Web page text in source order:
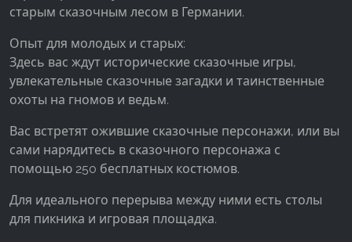
старым сказочным лесом в Германии.
Опыт для молодых и старых:
Здесь вас ждут исторические сказочные игры,
увлекательные сказочные загадки и таинственные
охоты на гномов и ведьм.
Вас встретят ожившие сказочные персонажи, или вы
сами нарядитесь в сказочного персонажа с
помощью 250 бесплатных костюмов.
Для идеального перерыва между ними есть столы
для пикника и игровая площадка.
Facebook Pixel
Name:
_fbp, fr, _fbq, fbq
Facebook Ireland Ltd.
Purpose:
Измерение рекламы и маркетинг
3 месяца - 1 год